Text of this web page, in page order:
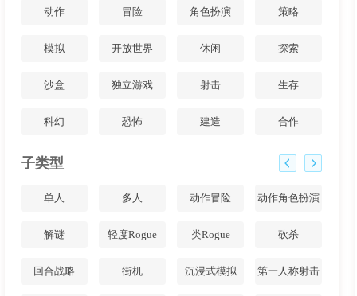
动作 冒险 角色扮演 策略
模拟 开放世界 休闲 探索
沙盒 独立游戏 射击 生存
科幻 恐怖 建造 合作
子类型
单人 多人 动作冒险 动作角色扮演
解谜 轻度Rogue 类Rogue 砍杀
回合战略 街机 沉浸式模拟 第一人称射击